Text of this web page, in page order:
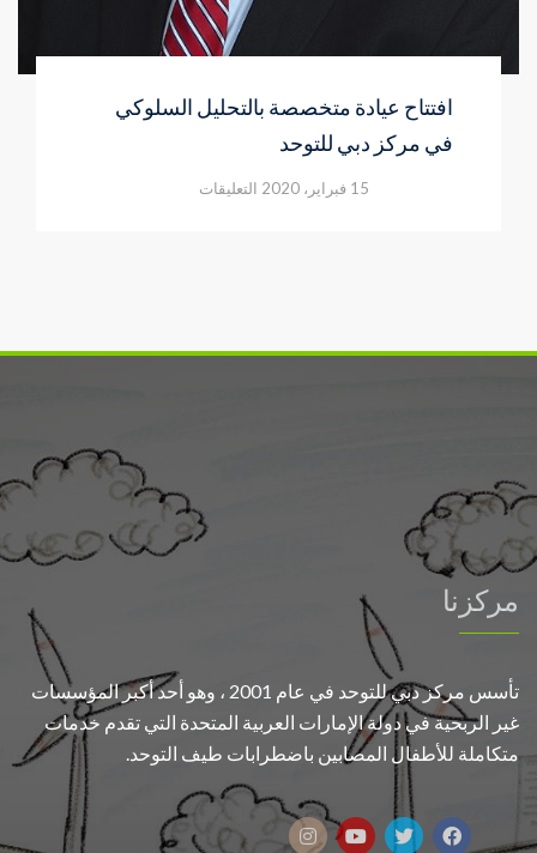
افتتاح عيادة متخصصة بالتحليل السلوكي
في مركز دبي للتوحد
15 فبراير، 2020 التعليقات
مركز
مركزنا
تأسس مركز دبي للتوحد في عام 2001 ، وهو أحد أكبر المؤسسات
غير الربحية في دولة الإمارات العربية المتحدة التي تقدم خدمات
متكاملة للأطفال المصابين باضطرابات طيف التوحد.